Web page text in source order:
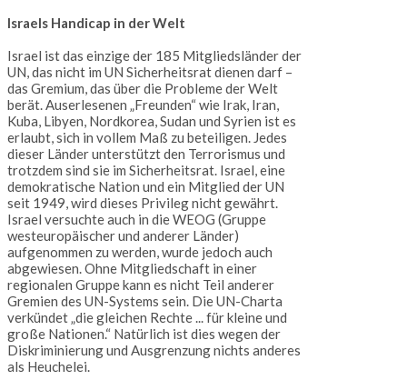
Israels Handicap in der Welt
Israel ist das einzige der 185 Mitgliedsländer der
UN, das nicht im UN Sicherheitsrat dienen darf –
das Gremium, das über die Probleme der Welt
berät. Auserlesenen „Freunden“ wie Irak, Iran,
Kuba, Libyen, Nordkorea, Sudan und Syrien ist es
erlaubt, sich in vollem Maß zu beteiligen. Jedes
dieser Länder unterstützt den Terrorismus und
trotzdem sind sie im Sicherheitsrat. Israel, eine
demokratische Nation und ein Mitglied der UN
seit 1949, wird dieses Privileg nicht gewährt.
Israel versuchte auch in die WEOG (Gruppe
westeuropäischer und anderer Länder)
aufgenommen zu werden, wurde jedoch auch
abgewiesen. Ohne Mitgliedschaft in einer
regionalen Gruppe kann es nicht Teil anderer
Gremien des UN-Systems sein. Die UN-Charta
verkündet „die gleichen Rechte ... für kleine und
große Nationen.“ Natürlich ist dies wegen der
Diskriminierung und Ausgrenzung nichts anderes
als Heuchelei.